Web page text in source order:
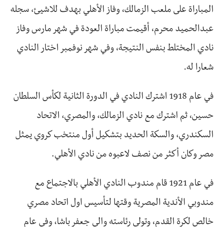
المباراة على ملعب الزمالك، وفاز الأهلي بهدف للاشيئ، سجله
عبدالحميد محرم، أقيمت مباراة العودة في شهر مارس وفاز
نادي المختلط بنفس النتيجة، وفي شهر نوفمبر اختار النادي
شعارا له.
في عام 1918 اشترك النادي في الدورة الثانية لكأس السلطان
حسين، ثم اشترك مع نادي الزمالك، والمصري، الاتحاد
السكندري، والسكة الحديد بتشكيل أول منتخب كروي يمثل
مصر وكان أكثر من نصف لاعبوه من نادي الأهلي.
في عام 1921 قام مندوب النادي الأهلي بالاجتماع مع
مندوبي الأندية المصرية وقتها لتأسيس اول اتحاد مصري
خالص لكرة القدم، وتولى رئاسته والي جعفر باشا، وفي عام